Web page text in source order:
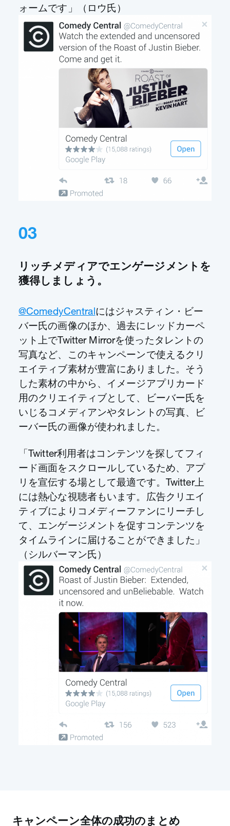
ォームです」（ロウ氏）
03
リッチメディアでエンゲージメントを
獲得しましょう。
@ComedyCentralにはジャスティン・ビー
バー氏の画像のほか、過去にレッドカーペ
ット上でTwitter Mirrorを使ったタレントの
写真など、このキャンペーンで使えるクリ
エイティブ素材が豊富にありました。そう
した素材の中から、イメージアプリカード
用のクリエイティブとして、ビーバー氏を
いじるコメディアンやタレントの写真、ビ
ーバー氏の画像が使われました。
「Twitter利用者はコンテンツを探してフィ
ード画面をスクロールしているため、アプ
リを宣伝する場として最適です。Twitter上
には熱心な視聴者もいます。広告クリエイ
ティブによりコメディーファンにリーチし
て、エンゲージメントを促すコンテンツを
タイムラインに届けることができました」
（シルバーマン氏）
キャンペーン全体の成功のまとめ